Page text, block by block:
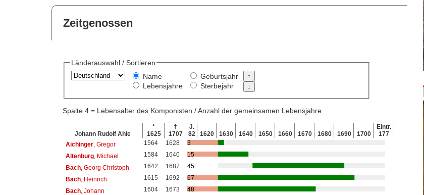
Zeitgenossen
Länderauswahl / Sortieren
Name
Lebensjahre
Geburtsjahr
Sterbejahr
Spalte 4 = Lebensalter des Komponisten / Anzahl der gemeinsamen Lebensjahre
Johann Rudolf Ahle
*
1625
†
1707
J.
82
1620 1630 1640 1650 1660 1670 1680 1690 1700
Eintr.
177
Aichinger, Gregor 1564 1628
3
Altenburg, Michael 1584 1640
15
Bach, Georg Christoph 1642 1687
45
Bach, Heinrich 1615 1692
67
Bach, Johann 1604 1673
48